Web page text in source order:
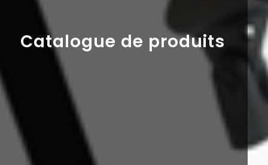
Catalogue de produits